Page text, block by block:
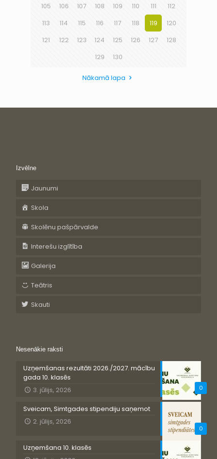
105
106 107 108 109 110 111
112
113
114 115 116 117 118 119
120
121
122 123 124 125 126 127
128
129
130
Nākamā lapa
Izvēlne
Jaunumi
Skola
Skolēnu pašpārvalde
Interešu izglītība
Galerija
Teātris
Skauti
Nesenākie raksti
0
Uzņemšanas rezultāti 2026./2027. mācību
gada 10. klasēs
3. jūlijs, 2026
0
Sveicam, Simtgades stipendiju saņemot
2. jūlijs, 2026
Uzņemšana 10. klasēs